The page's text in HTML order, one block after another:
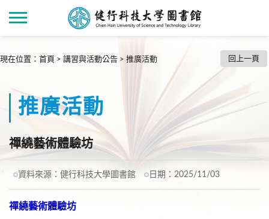
現在位置 ： 首頁 > 講習與活動公告 > 推廣活動 回上一頁
推廣活動
禪繞藝術體驗坊
資料來源： 健行科技大學圖書館 日期： 2025/11/03
禪繞藝術體驗坊